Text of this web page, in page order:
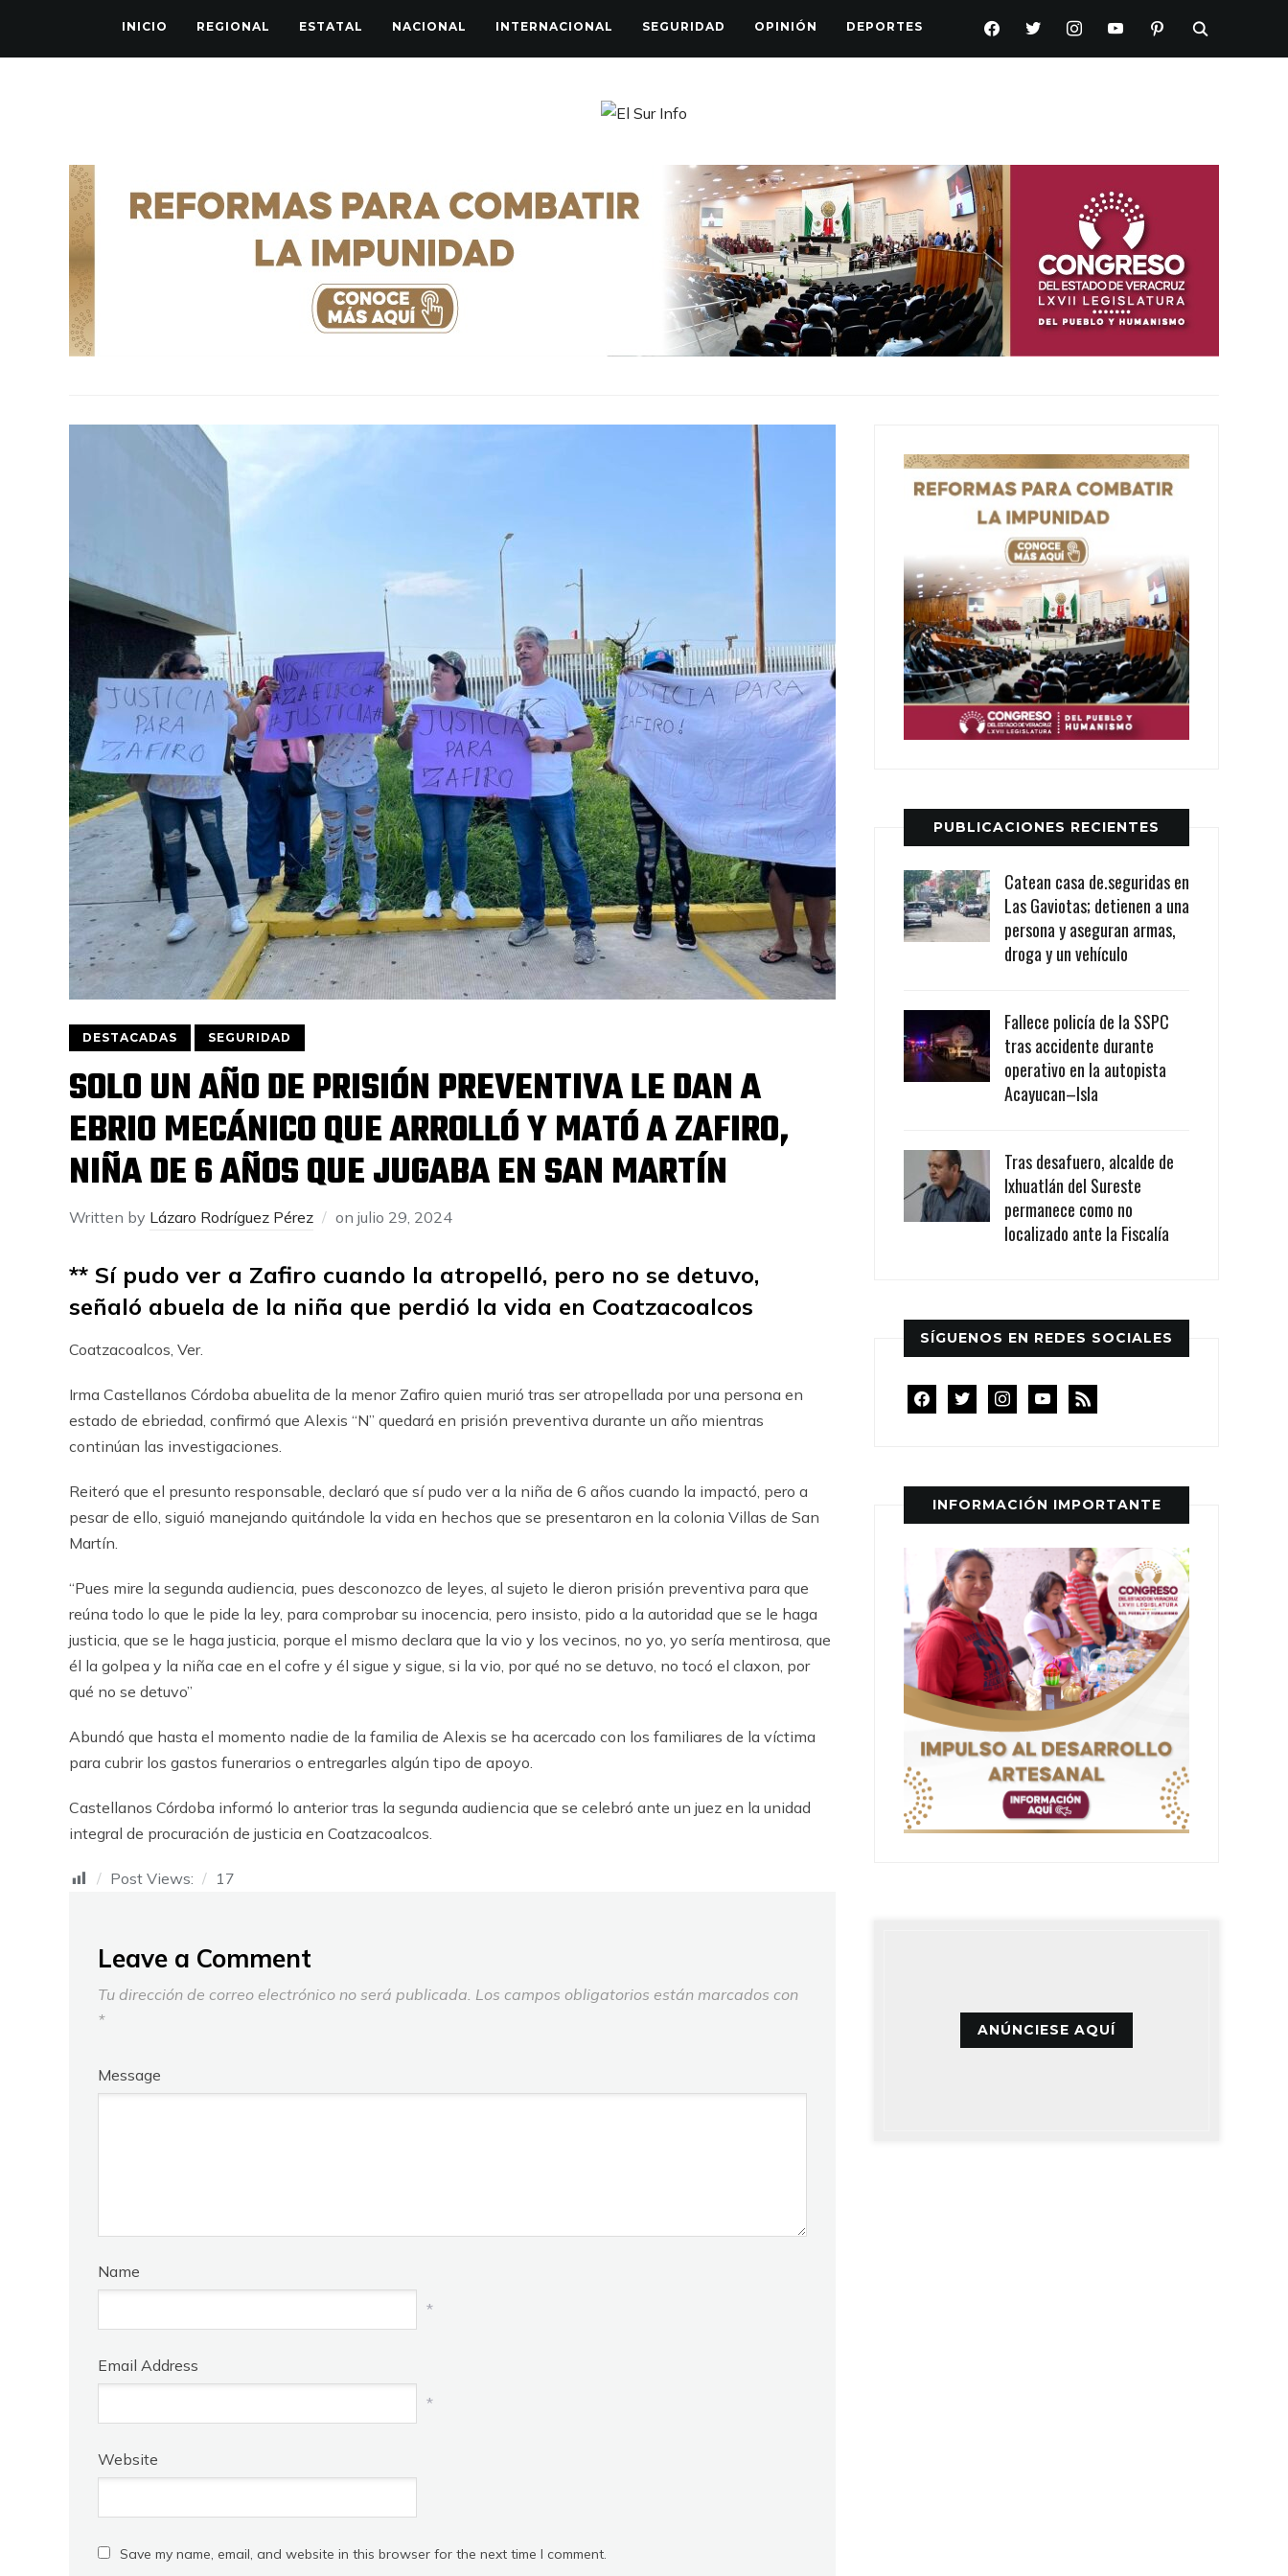
INICIO REGIONAL ESTATAL NACIONAL INTERNACIONAL SEGURIDAD OPINIÓN DEPORTES FACEBOOKTWITTERINSTAGRAMYOUTUBEPINTEREST
DESTACADAS SEGURIDAD
SOLO UN AÑO DE PRISIÓN PREVENTIVA LE DAN A
EBRIO MECÁNICO QUE ARROLLÓ Y MATÓ A ZAFIRO,
NIÑA DE 6 AÑOS QUE JUGABA EN SAN MARTÍN
Written by Lázaro Rodríguez Pérez on julio 29, 2024
** Sí pudo ver a Zafiro cuando la atropelló, pero no se detuvo,
señaló abuela de la niña que perdió la vida en Coatzacoalcos
Coatzacoalcos, Ver.
Irma Castellanos Córdoba abuelita de la menor Zafiro quien murió tras ser atropellada por una persona en
estado de ebriedad, confirmó que Alexis “N” quedará en prisión preventiva durante un año mientras
continúan las investigaciones.
Reiteró que el presunto responsable, declaró que sí pudo ver a la niña de 6 años cuando la impactó, pero a
pesar de ello, siguió manejando quitándole la vida en hechos que se presentaron en la colonia Villas de San
Martín.
“Pues mire la segunda audiencia, pues desconozco de leyes, al sujeto le dieron prisión preventiva para que
reúna todo lo que le pide la ley, para comprobar su inocencia, pero insisto, pido a la autoridad que se le haga
justicia, que se le haga justicia, porque el mismo declara que la vio y los vecinos, no yo, yo sería mentirosa, que
él la golpea y la niña cae en el cofre y él sigue y sigue, si la vio, por qué no se detuvo, no tocó el claxon, por
qué no se detuvo”
Abundó que hasta el momento nadie de la familia de Alexis se ha acercado con los familiares de la víctima
para cubrir los gastos funerarios o entregarles algún tipo de apoyo.
Castellanos Córdoba informó lo anterior tras la segunda audiencia que se celebró ante un juez en la unidad
integral de procuración de justicia en Coatzacoalcos.
Post Views: 17
Leave a Comment
Tu dirección de correo electrónico no será publicada. Los campos obligatorios están marcados con
*
Message
Name
*
Email Address
*
Website
Save my name, email, and website in this browser for the next time I comment.
PUBLICACIONES RECIENTES
Catean casa de.seguridas en
Las Gaviotas; detienen a una
persona y aseguran armas,
droga y un vehículo
Fallece policía de la SSPC
tras accidente durante
operativo en la autopista
Acayucan–Isla
Tras desafuero, alcalde de
Ixhuatlán del Sureste
permanece como no
localizado ante la Fiscalía
SÍGUENOS EN REDES SOCIALES
facebooktwitterinstagramyoutube
rss
INFORMACIÓN IMPORTANTE
ANÚNCIESE AQUÍ